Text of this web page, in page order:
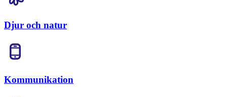
Djur och natur
Kommunikation